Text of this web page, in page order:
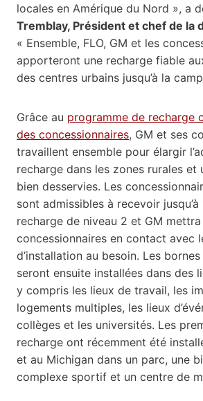
locales en Amérique du Nord », a
Tremblay, Président et chef de la
« Ensemble, FLO, GM et les
apporteront une recharge fiable
des centres urbains jusqu’à la
Grâce au programme de recharge
des concessionnaires, GM et ses
travaillent ensemble pour élargir
recharge dans les zones rurales et
bien desservies. Les
sont admissibles à recevoir
recharge de niveau 2 et GM
concessionnaires en contact avec
d’installation au besoin. Les
seront ensuite installées dans des
y compris les lieux de travail, les
logements multiples, les lieux
collèges et les universités. Les
recharge ont récemment été
et au Michigan dans un parc, une
complexe sportif et un centre de